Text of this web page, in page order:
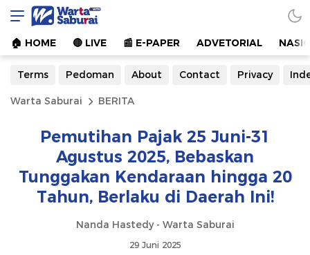
Warta Saburai
Sumber Informasi Terkini
🏠︎ HOME 🔴 LIVE 📰 E-PAPER ADVETORIAL
Terms Pedoman About Contact Privacy
Warta Saburai BERITA
Pemutihan Pajak 25 Juni-31
Agustus 2025, Bebaskan
Tunggakan Kendaraan hingga 20
Tahun, Berlaku di Daerah Ini!
Nanda Hastedy - Warta Saburai
29 Juni 2025